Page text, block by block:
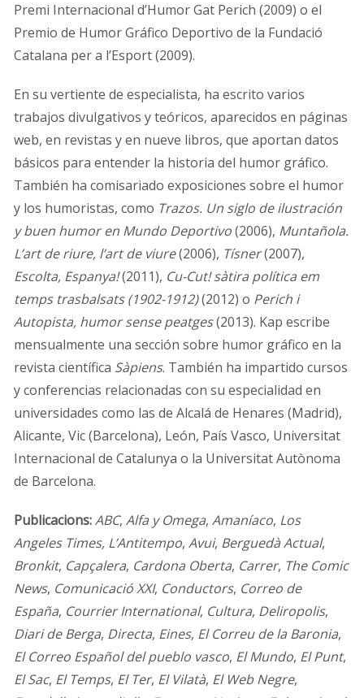
Premi Internacional d’Humor Gat Perich (2009) o el
Premio de Humor Gráfico Deportivo de la Fundació
Catalana per a l’Esport (2009).
En su vertiente de especialista, ha escrito varios
trabajos divulgativos y teóricos, aparecidos en páginas
web, en revistas y en nueve libros, que aportan datos
básicos para entender la historia del humor gráfico.
También ha comisariado exposiciones sobre el humor
y los humoristas, como Trazos. Un siglo de ilustración
y buen humor en Mundo Deportivo(2006), Muntañola.
L’art de riure, l’art de viure(2006), Tísner(2007),
Escolta, Espanya!(2011), Cu-Cut! sàtira política em
temps trasbalsats (1902-1912)(2012) o Perich i
Autopista, humor sense peatges(2013). Kap escribe
mensualmente una sección sobre humor gráfico en la
revista científica Sàpiens. También ha impartido cursos
y conferencias relacionadas con su especialidad en
universidades como las de Alcalá de Henares (Madrid),
Alicante, Vic (Barcelona), León, País Vasco, Universitat
Internacional de Catalunya o la Universitat Autònoma
de Barcelona.
Publicacions:ABC, Alfa y Omega, Amaníaco, Los
Angeles Times, L’Antitempo, Avui, BerguedàActual,
Bronkit, Capçalera, Cardona Oberta, Carrer, The Comic
News, Comunicació XXI, Conductors, Correo de
España, Courrier International, Cultura, Deliropolis,
Diari de Berga, Directa, Eines, El Correu de la Baronia,
El Correo Español del pueblo vasco, El Mundo, El Punt,
El Sac, El Temps, El Ter, El Vilatà, El Web Negre,